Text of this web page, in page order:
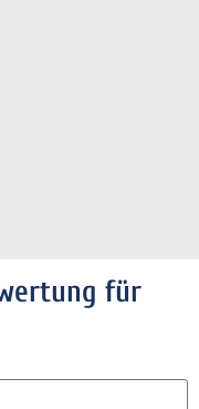
für